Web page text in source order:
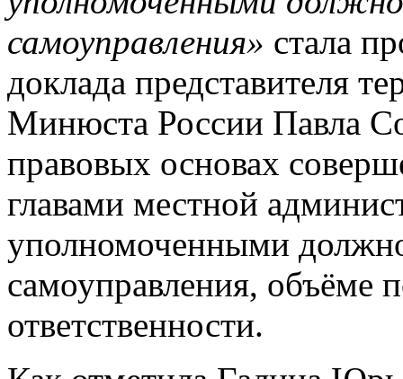
самоуправления» стала
доклада представителя
Минюста России Павла
правовых основах
главами местной
уполномоченными
самоуправления, объёме
ответственности.